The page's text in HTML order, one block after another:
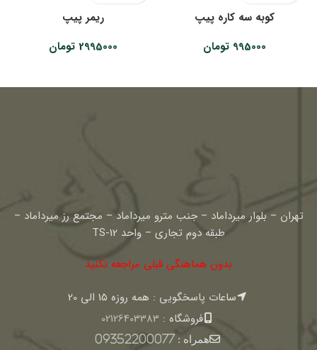
کوبه سه کاره پیپ
995000 تومان
ریمر پیپ
2995000 تومان
تهران – بلوار میرداماد – جنب مترو میرداماد – مجتمع رز میرداماد –
طبقه دوم تجاری – واحد TS-12
بدون هماهنگی قبلی مراجعه نکنید
ساعات پاسخگویی : همه روزه 15 الی 20
فروشگاه : 02126403383
همراه :09352200077